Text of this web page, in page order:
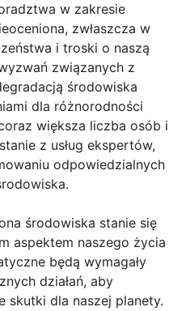
w zakresie
zwłaszcza w
i troski o naszą
związanych z
środowiska
dla różnorodności
większa liczba osób i
z usług ekspertów,
odpowiedzialnych
środowiska stanie się
aspektem naszego życia
będą wymagały
działań, aby
skutki dla naszej planety.